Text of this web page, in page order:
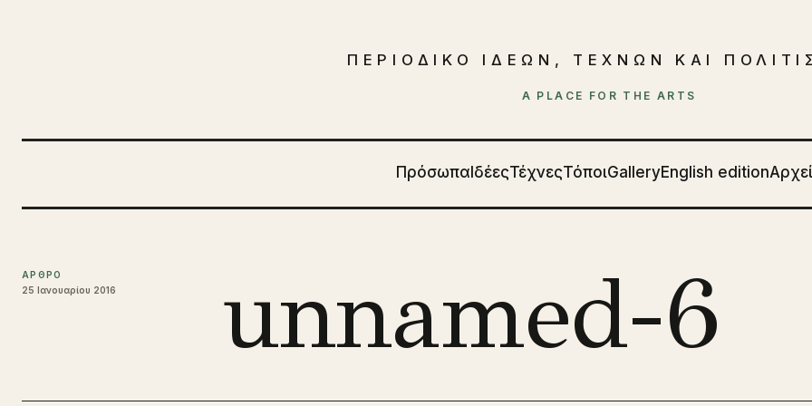
ΠΕΡΙΟΔΙΚΟ ΙΔΕΩΝ, ΤΕΧΝΩΝ ΚΑΙ
A PLACE FOR THE ARTS
Πρόσωπα ΙδέεςΤέχνεςΤόποιGalleryEnglish edition
ΑΡΘΡΟ
25 Ιανουαρίου 2016
unnamed-6